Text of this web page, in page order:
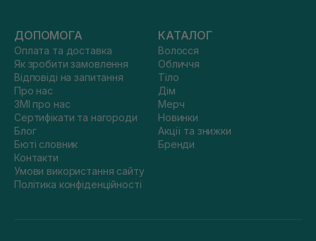
ДОПОМОГА
Оплата та доставка
Як зробити замовлення
Відповіді на запитання
Про нас
ЗМІ про нас
Сертифікати та нагороди
Блог
Бюті словник
Контакти
Умови використання сайту
Політика конфіденційності
КАТАЛОГ
Волосся
Обличчя
Тіло
Дім
Мерч
Новинки
Акції та знижки
Бренди